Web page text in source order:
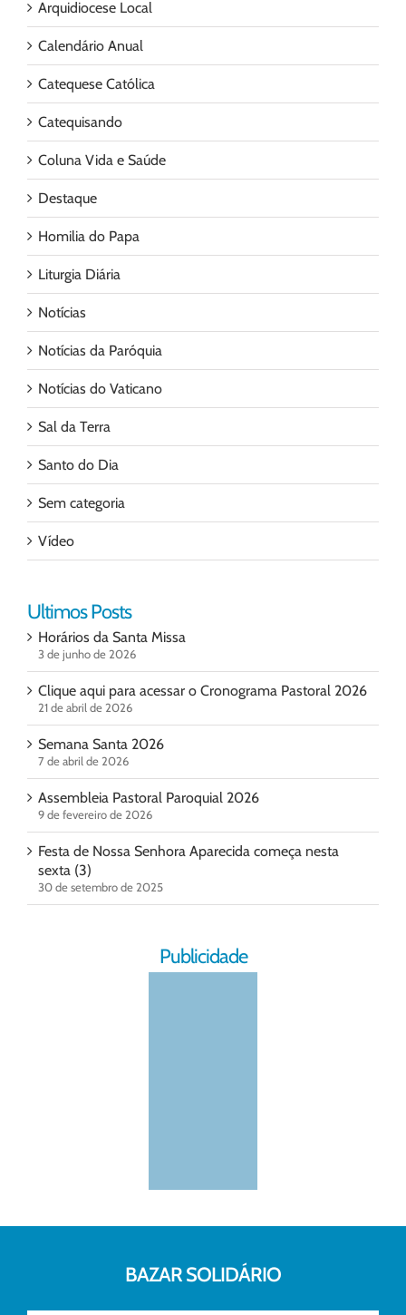
Arquidiocese Local
Calendário Anual
Catequese Católica
Catequisando
Coluna Vida e Saúde
Destaque
Homilia do Papa
Liturgia Diária
Notícias
Notícias da Paróquia
Notícias do Vaticano
Sal da Terra
Santo do Dia
Sem categoria
Vídeo
Ultimos Posts
Horários da Santa Missa
3 de junho de 2026
Clique aqui para acessar o Cronograma Pastoral 2026
21 de abril de 2026
Semana Santa 2026
7 de abril de 2026
Assembleia Pastoral Paroquial 2026
9 de fevereiro de 2026
Festa de Nossa Senhora Aparecida começa nesta
sexta (3)
30 de setembro de 2025
Publicidade
BAZAR SOLIDÁRIO